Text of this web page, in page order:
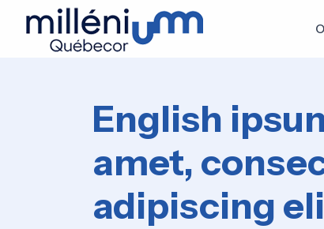
English
amet,
adipiscing